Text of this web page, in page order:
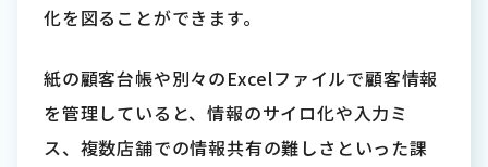
化を図ることができます。
紙の顧客台帳や別々のExcelファイルで顧客情報
を管理していると、情報のサイロ化や入力ミ
ス、複数店舗での情報共有の難しさといった課